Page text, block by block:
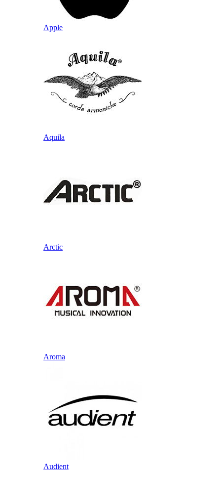
Apple
Aquila
Arctic
Aroma
Audient